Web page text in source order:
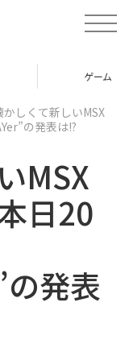
t
o
e
v
かしくて新しいMSX
の発表は!?
MSX
日20
の発表